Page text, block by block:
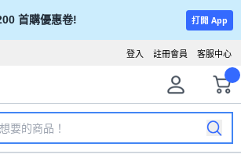
首購優惠卷! 打開 App
客服中心
註冊會員
登入